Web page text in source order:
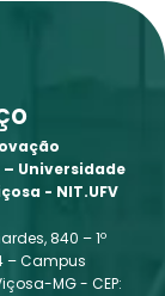
Universidade
- NIT.UFV
840 – 1º
– Campus
MG - CEP: